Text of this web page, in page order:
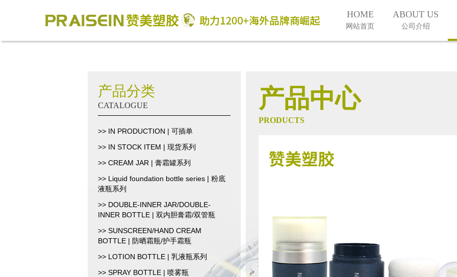
HOME
网站首页
ABOUT US
公司介绍
产品分类
CATALOGUE
>> IN PRODUCTION | 可插单
>> IN STOCK ITEM | 现货系列
>> CREAM JAR | 膏霜罐系列
>> Liquid foundation bottle series | 粉底
液瓶系列
>> DOUBLE-INNER JAR/DOUBLE-
INNER BOTTLE | 双内胆膏霜/双管瓶
>> SUNSCREEN/HAND CREAM
BOTTLE | 防晒霜瓶/护手霜瓶
>> LOTION BOTTLE | 乳液瓶系列
>> SPRAY BOTTLE | 喷雾瓶
产品中心
PRODUCTS